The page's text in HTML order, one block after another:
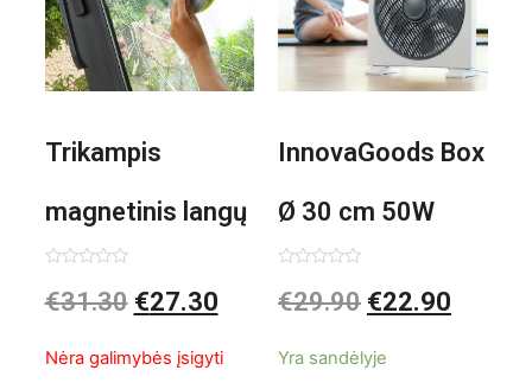
Trikampis
magnetinis langų
valiklis Klinmag
0
iš
€31.30 €27.30
Nėra galimybės įsigyti
InnovaGoods Box
Ø 30 cm 50W
Baltai pilkas
0
iš
€29.90 €22.90
Yra sandėlyje